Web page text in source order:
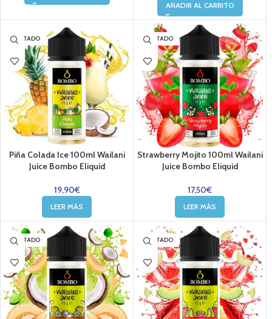
AÑADIR AL CARRITO
AGOTADO
Piña Colada Ice 100ml Wailani
Juice Bombo Eliquid
19,90€
LEER MÁS
AGOTADO
Strawberry Mojito 100ml Wailani
Juice Bombo Eliquid
17,50€
LEER MÁS
AGOTADO AGOTADO